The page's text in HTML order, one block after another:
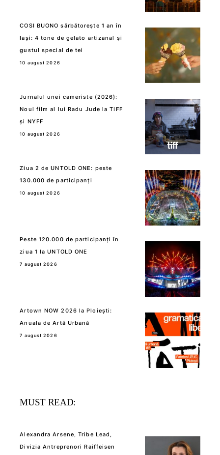
COSI BUONO sărbătorește 1 an în
Iași: 4 tone de gelato artizanal și
gustul special de tei
10 august 2026
Jurnalul unei cameriste (2026):
Noul film al lui Radu Jude la TIFF
și NYFF
10 august 2026
Ziua 2 de UNTOLD ONE: peste
130.000 de participanți
10 august 2026
Peste 120.000 de participanți în
ziua 1 la UNTOLD ONE
7 august 2026
Artown NOW 2026 la Ploiești:
Anuala de Artă Urbană
7 august 2026
MUST READ:
Alexandra Arsene, Tribe Lead,
Divizia Antreprenori Raiffeisen